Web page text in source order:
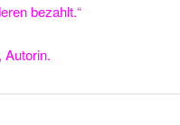
bezahlt.“
Autorin.